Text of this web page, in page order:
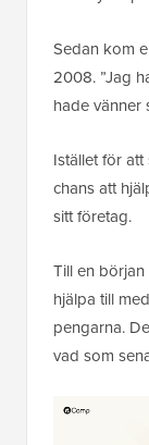
Sedan kom
2008. ”Jag
hade vänner
Istället för
chans att
sitt företag.
Till en
hjälpa till
pengarna.
vad som